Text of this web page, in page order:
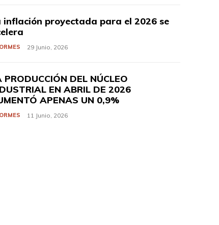
inflación proyectada para el 2026 se
29 Junio, 2026
PRODUCCIÓN DEL NÚCLEO
EN ABRIL DE 2026
APENAS UN 0,9%
11 Junio, 2026